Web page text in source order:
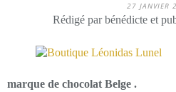
27 JANVIER
Rédigé par bénédicte et
marque de chocolat Belge .